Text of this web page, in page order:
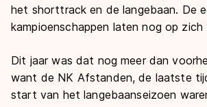
Word schaatsfan!
Medaillespiegel
Olympische uitslagen
Van Jong tot Goud verhalen
het shorttrack en de langebaan. De
kampioenschappen laten nog op zich
Dit jaar was dat nog meer dan
want de NK Afstanden, de laatste
start van het langebaanseizoen